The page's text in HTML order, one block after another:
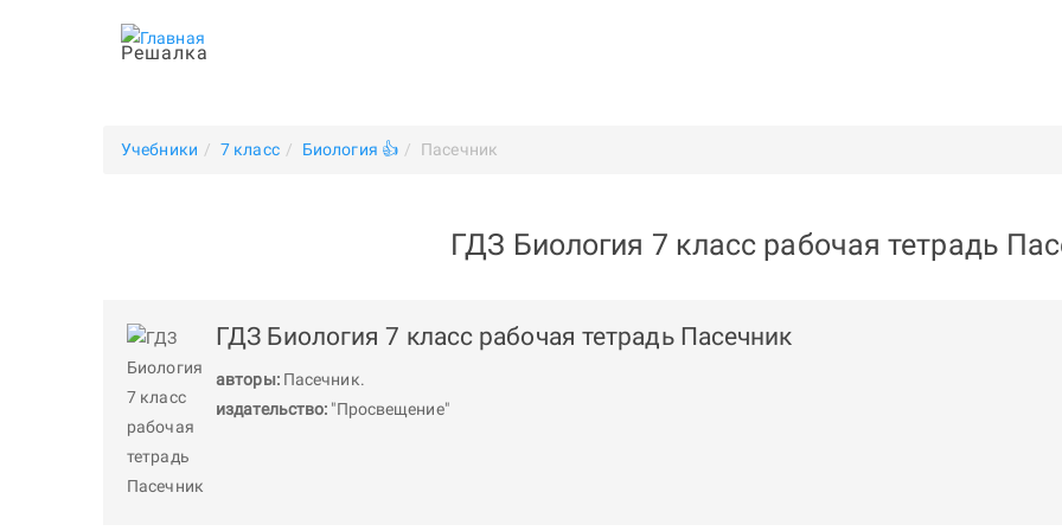
Решалка
Учебники 7 класс Биология 👍 Пасечник
ГДЗ Биология 7 класс рабочая тетрадь
ГДЗ Биология 7 класс рабочая тетрадь Пасечник
авторы: Пасечник.
издательство: "Просвещение"